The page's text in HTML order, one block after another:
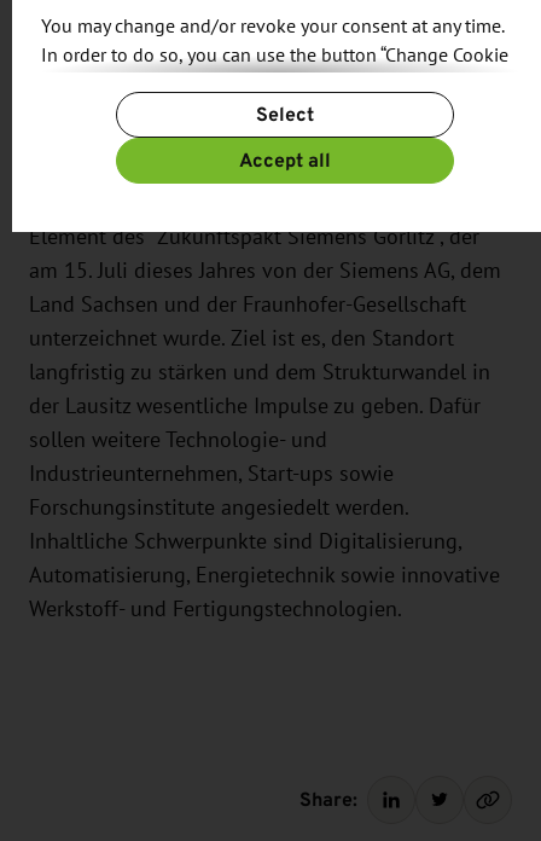
fördern und andererseits bestehende
Unternehmen bei der digitalen Transformation
Entwicklung neuer Technologien und
Geschäftsmodelle.
Element des "Zukunftspakt Siemens Görlitz", der
am 15. Juli dieses Jahres von der Siemens AG, dem
Land Sachsen und der Fraunhofer-Gesellschaft
unterzeichnet wurde. Ziel ist es, den Standort
langfristig zu stärken und dem Strukturwandel in
der Lausitz wesentliche Impulse zu geben. Dafür
sollen weitere Technologie- und
Industrieunternehmen, Start-ups sowie
Forschungsinstitute angesiedelt werden.
Inhaltliche Schwerpunkte sind Digitalisierung,
Automatisierung, Energietechnik sowie innovative
Werkstoff- und Fertigungstechnologien.
Share:
You may change and/or revoke your consent at any time.
In order to do so, you can use the button “Change Cookie
For more information, please see our
Privacy Policy.
Additional information can be found in our
Imprint
Select
Accept all